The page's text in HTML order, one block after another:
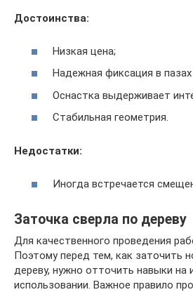
Достоинства:
Низкая цена;
Надежная фиксация в пазах
Оснастка выдерживает
Стабильная геометрия.
Недостатки:
Иногда встречается
Заточка сверла по дереву
Для качественного проведения
Поэтому перед тем, как заточить
дереву, нужно отточить навыки на
использовании. Важное правило